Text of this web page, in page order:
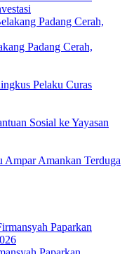
Padang Cerah,
Pelaku Curas
Sosial ke Yayasan
Ampar Amankan Terduga